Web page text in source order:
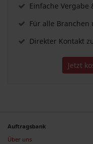
Einfache Vergabe
Für alle Branchen
Direkter Kontakt
Jetzt
Auftragsbank
Über uns